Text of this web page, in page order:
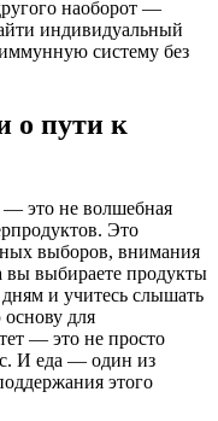
наоборот —
индивидуальный
систему без
о пути к
— это не волшебная
Это
выборов, внимания
вы выбираете продукты
дням и учитесь слышать
для
— это не просто
И еда — один из
этого